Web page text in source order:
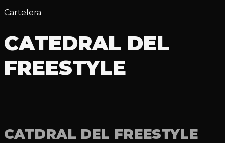
Cartelera
CATEDRAL DEL
FREESTYLE
CATDRAL DEL FREESTYLE